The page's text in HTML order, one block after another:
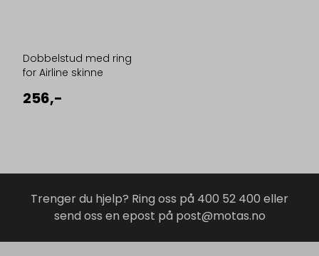
Dobbelstud med ring
for Airline skinne
256,-
Trenger du hjelp? Ring oss på 400 52 400 eller
send oss en epost på post@motas.no